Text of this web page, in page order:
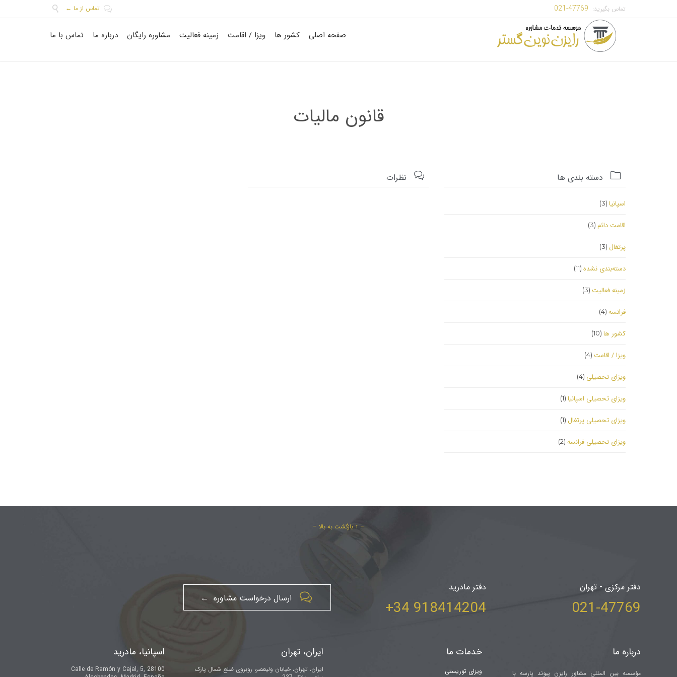
تماس بگیرید: 47769-021
 تماس از ما ← 
صفحه اصلی کشور ها ویزا / اقامت زمینه فعالیت مشاوره رایگان درباره ما تماس با ما
قانون مالیات
 دسته بندی ها
اسپانیا (3)
اقامت دائم (3)
پرتغال (3)
دسته‌بندی نشده (11)
زمینه فعالیت (3)
فرانسه (4)
کشور ها (10)
ویزا / اقامت (4)
ویزای تحصیلی (4)
ویزای تحصیلی اسپانیا (1)
ویزای تحصیلی پرتغال (1)
ویزای تحصیلی فرانسه (2)
 نظرات
– ↑ بازگشت به بالا –
دفتر مرکزی - تهران
021-47769
دفتر مادرید
918414204 34+
 ارسال درخواست مشاوره ←
درباره ما
مؤسسه بین المللی مشاور رایزن پیوند پارسه با
خدمات ما
ویزای توریستی
ایران، تهران
ایران، تهران، خیابان ولیعصر، روبروی ضلع شمال پارک
اسپانیا، مادرید
Calle de Ramón y Cajal, 5, 28100